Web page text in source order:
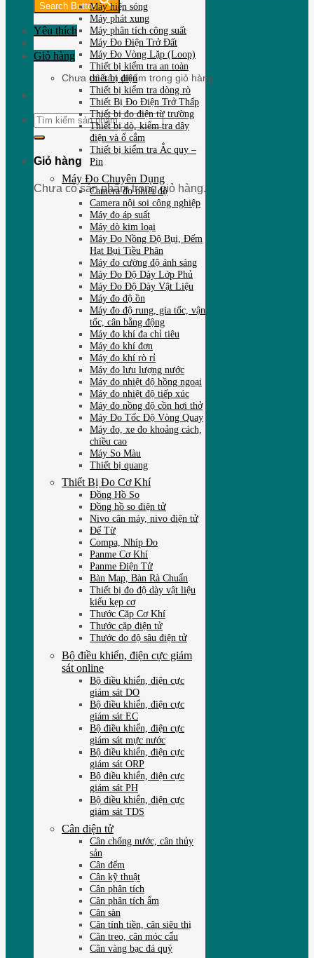
Search Button
Yêu thích
Giỏ hàng
Chưa có sản phẩm trong giỏ hàng.
Tìm
kiếm:
Giỏ hàng
Chưa có sản phẩm trong giỏ hàng.
Máy hiện sóng
Máy phát xung
Máy phân tích công suất
Máy Đo Điện Trở Đất
Máy Đo Vòng Lặp (Loop)
Thiết bị kiểm tra an toàn
thiết bị điện
Thiết bị kiểm tra dòng rò
Thiết Bị Đo Điện Trở Thấp
Thiết bị đo điện từ trường
Thiết bị dò, kiểm tra dây
điện và ổ cắm
Thiết bị kiểm tra Ắc quy –
Pin
Máy Đo Chuyên Dụng
Camera đo nhiêt độ
Camera nội soi công nghiệp
Máy đo áp suất
Máy dò kim loại
Máy Đo Nồng Độ Bụi, Đếm
Hạt Bụi Tiều Phân
Máy đo cường độ ánh sáng
Máy Đo Độ Dày Lớp Phủ
Máy Đo Độ Dày Vật Liệu
Máy đo độ ồn
Máy đo độ rung, gia tốc, vận
tốc, cân bằng động
Máy đo khí đa chỉ tiêu
Máy đo khí đơn
Máy đo khí rò rỉ
Máy đo lưu lượng nước
Máy đo nhiệt độ hồng ngoại
Máy đo nhiệt độ tiếp xúc
Máy đo nồng độ cồn hơi thở
Máy Đo Tốc Độ Vòng Quay
Máy đo, xe đo khoảng cách,
chiều cao
Máy So Màu
Thiết bị quang
Thiết Bị Đo Cơ Khí
Đồng Hồ So
Đồng hồ so điện tử
Nivo cân máy, nivo điện tử
Đế Từ
Compa, Nhíp Đo
Panme Cơ Khí
Panme Điện Tử
Bàn Map, Bàn Rà Chuẩn
Thiết bị đo độ dày vật liệu
kiểu kẹp cơ
Thước Cặp Cơ Khí
Thước cặp điện tử
Thước đo độ sâu điện tử
Bộ điều khiển, điện cực giám
sát online
Bộ điều khiển, điện cực
giám sát DO
Bộ điều khiển, điện cực
giám sát EC
Bộ điều khiển, điện cực
giám sát mực nước
Bộ điều khiển, điện cực
giám sát ORP
Bộ điều khiển, điện cực
giám sát PH
Bộ điều khiển, điện cực
giám sát TDS
Cân điện tử
Cân chống nước, cân thủy
sản
Cân đếm
Cân kỹ thuật
Cân phân tích
Cân phân tích ẩm
Cân sàn
Cân tính tiền, cân siêu thị
Cân treo, cân móc cẩu
Cân vàng bạc đá quý